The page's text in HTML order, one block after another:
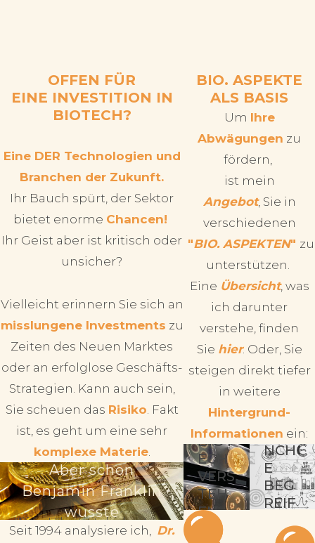
OFFEN FÜR
EINE INVESTITION IN
BIOTECH?
Eine DER Technologien und
Branchen der Zukunft.
Ihr Bauch spürt, der Sektor
bietet enorme Chancen!
Ihr Geist aber ist kritisch oder
unsicher?
Vielleicht erinnern Sie sich an
misslungene Investments zu
Zeiten des Neuen Marktes
oder an erfolglose Geschäfts-
Strategien. Kann auch sein,
Sie scheuen das Risiko. Fakt
ist, es geht um eine sehr
komplexe Materie.
Aber schon
Benjamin Franklin
wusste
"Eine Investition in Wissen bringt die besten Zinsen"
Seit 1994 analysiere ich, Dr.
BIO. ASPEKTE
ALS BASIS
Um Ihre
Abwägungen zu
fördern,
ist mein
Angebot, Sie in
verschiedenen
"BIO. ASPEKTEN" zu
unterstützen.
Eine Übersicht, was
ich darunter
verstehe, finden
Sie hier. Oder, Sie
steigen direkt tiefer
in weitere
Hintergrund-
Informationen ein:
BIOT
ECH
VERS
TEH
EN
BRA
NCH
E
BEG
REIF